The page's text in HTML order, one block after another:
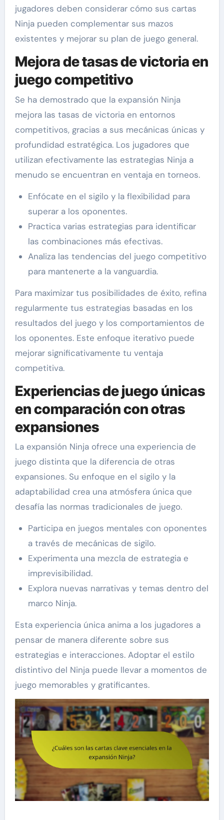
jugadores deben considerar cómo sus cartas
Ninja pueden complementar sus mazos
existentes y mejorar su plan de juego general.
Mejora de tasas de victoria en
juego competitivo
Se ha demostrado que la expansión Ninja
mejora las tasas de victoria en entornos
competitivos, gracias a sus mecánicas únicas y
profundidad estratégica. Los jugadores que
utilizan efectivamente las estrategias Ninja a
menudo se encuentran en ventaja en torneos.
Enfócate en el sigilo y la flexibilidad para
superar a los oponentes.
Practica varias estrategias para identificar
las combinaciones más efectivas.
Analiza las tendencias del juego competitivo
para mantenerte a la vanguardia.
Para maximizar tus posibilidades de éxito, refina
regularmente tus estrategias basadas en los
resultados del juego y los comportamientos de
los oponentes. Este enfoque iterativo puede
mejorar significativamente tu ventaja
competitiva.
Experiencias de juego únicas
en comparación con otras
expansiones
La expansión Ninja ofrece una experiencia de
juego distinta que la diferencia de otras
expansiones. Su enfoque en el sigilo y la
adaptabilidad crea una atmósfera única que
desafía las normas tradicionales de juego.
Participa en juegos mentales con oponentes
a través de mecánicas de sigilo.
Experimenta una mezcla de estrategia e
imprevisibilidad.
Explora nuevas narrativas y temas dentro del
marco Ninja.
Esta experiencia única anima a los jugadores a
pensar de manera diferente sobre sus
estrategias e interacciones. Adoptar el estilo
distintivo del Ninja puede llevar a momentos de
juego memorables y gratificantes.